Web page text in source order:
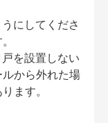
にしてくださ
を設置しない
から外れた場
ます。